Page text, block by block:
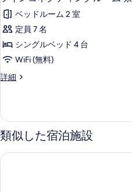
表
示
す
る
禁
煙
の
す
べ
写
真
を
ル
ー
禁
煙
詳
イ
ン
コ
ネ
テ
ン
グ
ル
ー
ベッドルーム 2 室
定員 7 名
シングルベッド 4 台
WiFi (無料)
詳細
ツ
ネ
ク
テ
ン
類似した宿泊施設
京王プレッソイン東京駅八重洲